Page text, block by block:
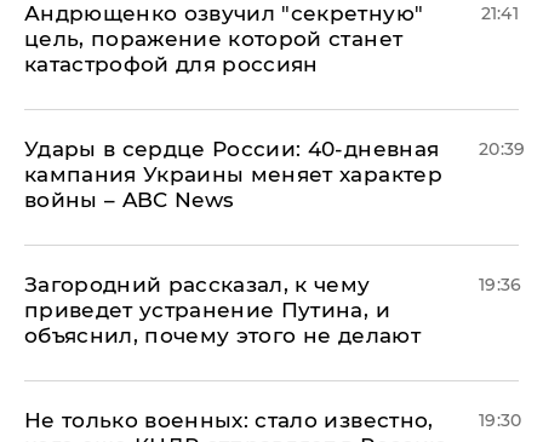
Андрющенко озвучил "секретную"
цель, поражение которой станет
катастрофой для россиян
21:41
Удары в сердце России: 40-дневная
кампания Украины меняет характер
войны – ABC News
20:39
Загородний рассказал, к чему
приведет устранение Путина, и
объяснил, почему этого не делают
19:36
Не только военных: стало известно,
19:30